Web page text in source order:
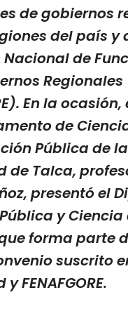
de gobiernos
del país y
de
Regionales
En la
de
Pública de la
de Talca,
presentó el
y Ciencia
forma parte
suscrito
FENAFGORE.